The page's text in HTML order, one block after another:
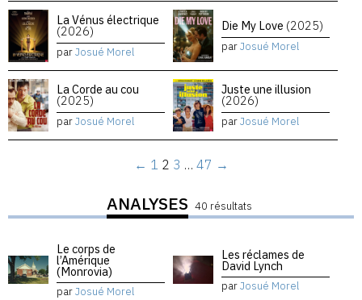
La Vénus électrique
(2026)
parJosué Morel
Die My Love (2025)
parJosué Morel
La Corde au cou
(2025)
parJosué Morel
Juste une illusion
(2026)
parJosué Morel
← 1 2 3 … 47 →
ANALYSES 40 résultats
Le corps de
l’Amérique
(Monrovia)
parJosué Morel
Les réclames de
David Lynch
parJosué Morel